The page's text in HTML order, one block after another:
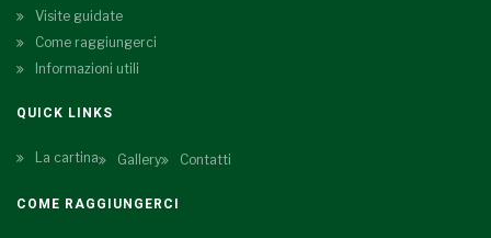
Visite guidate
Come raggiungerci
Informazioni utili
QUICK LINKS
La cartina Gallery Contatti
COME RAGGIUNGERCI